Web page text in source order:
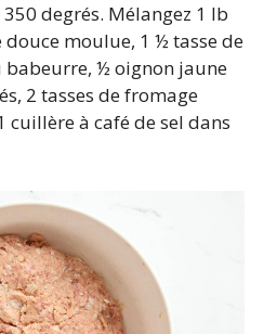
degrés. Mélangez 1 lb
moulue, 1 ½ tasse de
babeurre, ½ oignon jaune
2 tasses de fromage
cuillère à café de sel dans